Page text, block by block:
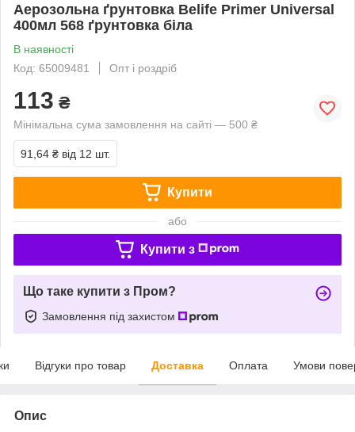
Аерозольна ґрунтовка Belife Primer Universal
400мл 568 ґрунтовка біла
В наявності
Код: 65009481
Опт і роздріб
113 ₴
Мінімальна сума замовлення на сайті — 500 ₴
91,64 ₴ від 12 шт.
Купити
або
Купити з
Що таке купити з Пром?
Замовлення під захистом
Відгуки про товар Доставка Оплата Умови
Опис